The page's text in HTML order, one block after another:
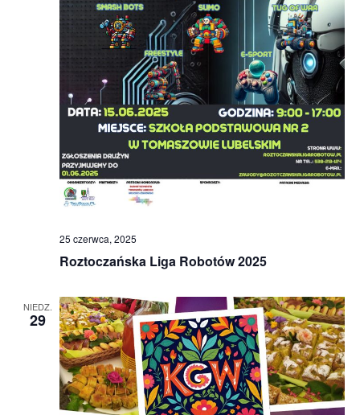
Roztoczańska Liga Robotów 2025
25 czerwca, 2025
NIEDZ.
29